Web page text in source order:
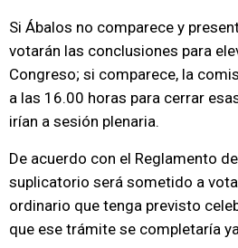
Si Ábalos no comparece y
votarán las conclusiones para
Congreso; si comparece, la
a las 16.00 horas para cerrar
irían a sesión plenaria.
De acuerdo con el Reglamento
suplicatorio será sometido a
ordinario que tenga previsto
que ese trámite se completaría